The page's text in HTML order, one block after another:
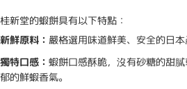
桂新堂的蝦餅具有以下特點：
新鮮原料： 嚴格選用味道鮮美、安全的日
獨特口感： 蝦餅口感酥脆，沒有砂糖的甜
郁的鮮蝦香氣。